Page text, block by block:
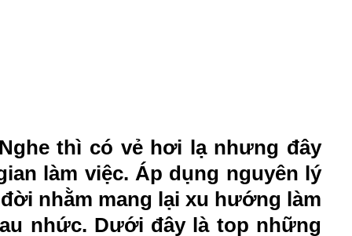
thì có vẻ hơi lạ nhưng đây
làm việc. Áp dụng nguyên lý
nhằm mang lại xu hướng làm
nhức. Dưới đây là top những